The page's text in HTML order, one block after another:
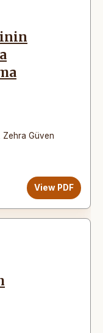
Zehra Güven
View PDF